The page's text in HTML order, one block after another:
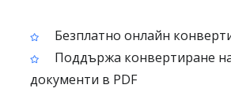
Безплатно онлайн
Поддържа конвертиране
документи в PDF